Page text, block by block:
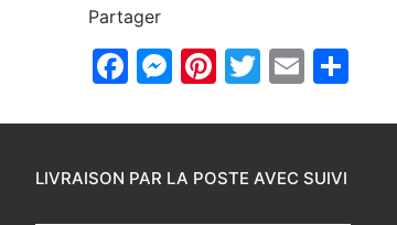
Partager
Facebook
Messenger
Pinterest
Twitter
Email
LIVRAISON PAR LA POSTE AVEC SUIVI